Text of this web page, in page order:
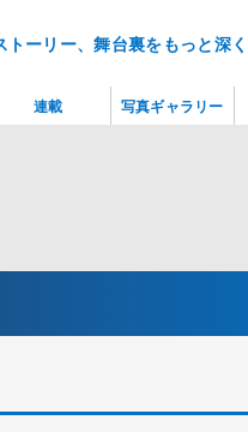
トーリー、舞台裏をもっと
連載 写真ギャラリー